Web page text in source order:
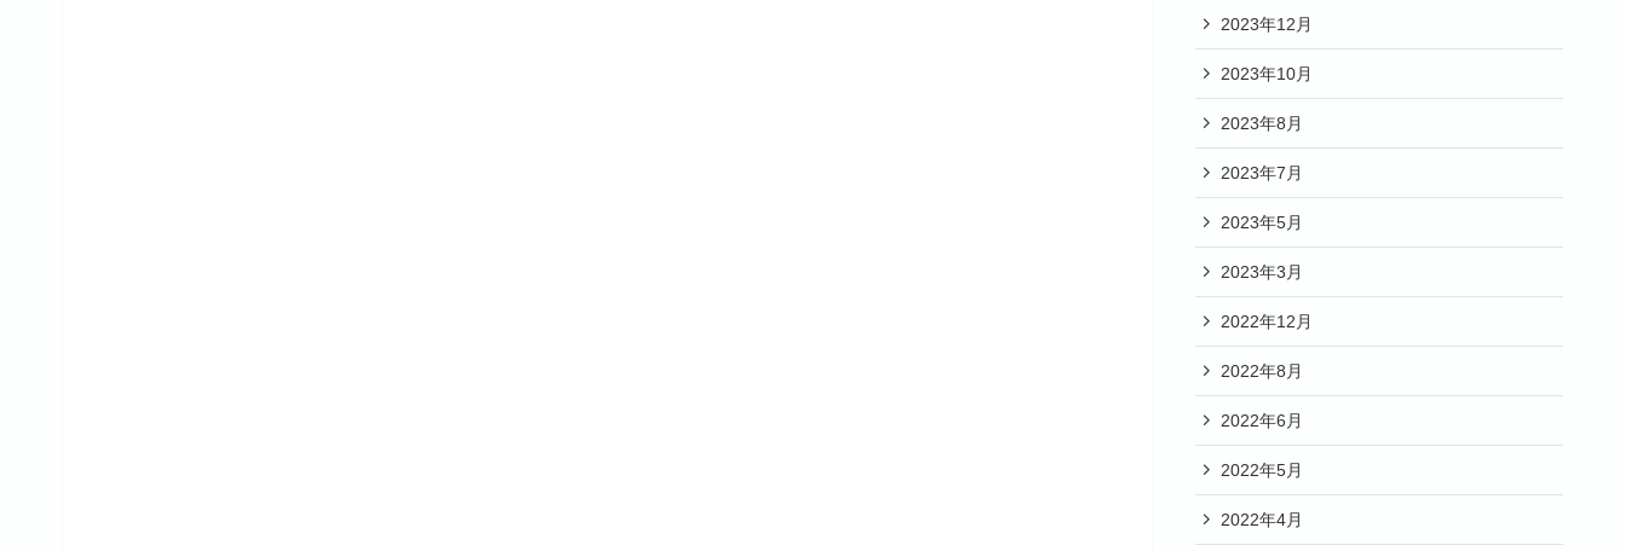
2023年12月
2023年10月
2023年8月
2023年7月
2023年5月
2023年3月
2022年12月
2022年8月
2022年6月
2022年5月
2022年4月